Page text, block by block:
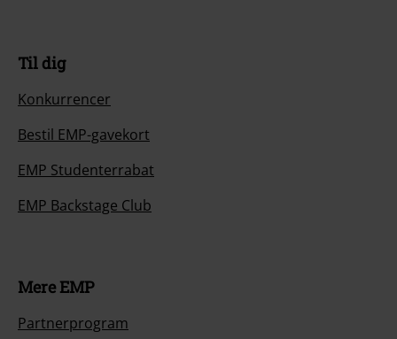
Til dig
Konkurrencer
Bestil EMP-gavekort
EMP Studenterrabat
EMP Backstage Club
Mere EMP
Partnerprogram